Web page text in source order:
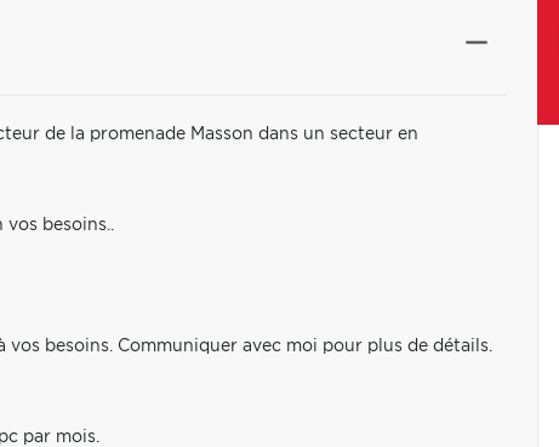
de la promenade Masson dans un secteur en
besoins..
besoins. Communiquer avec moi pour plus de détails.
par mois.